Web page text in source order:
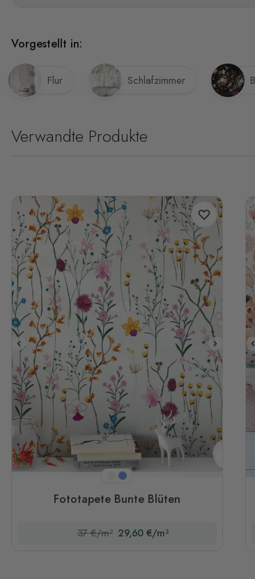
Vorgestellt in:
Flur Schlafzimmer
Verwandte Produkte
Creme
Blau
Fototapete Bunte Blüten
37 €/m² 29,60 €/m²